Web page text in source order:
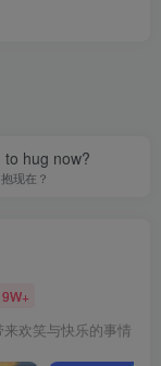
hug now?
现在？
欢笑与快乐的事情